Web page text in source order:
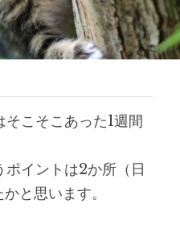
こそこあった1週間
イントは2か所（日
と思います。